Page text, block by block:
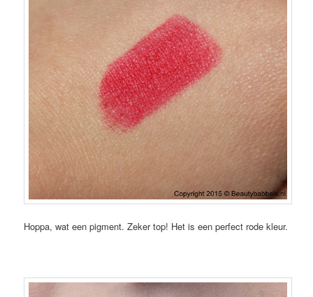
Hoppa, wat een pigment. Zeker top! Het is een perfect rode kleur.